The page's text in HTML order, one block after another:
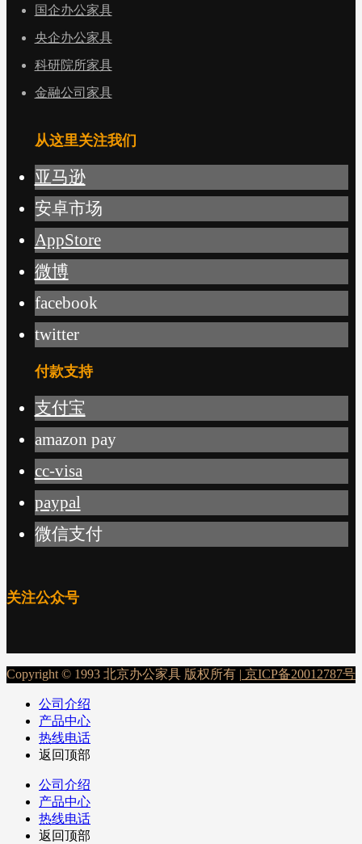
国企办公家具
央企办公家具
科研院所家具
金融公司家具
从这里关注我们
亚马逊
安卓市场
AppStore
微博
facebook
twitter
付款支持
支付宝
amazon pay
cc-visa
paypal
微信支付
关注公众号
Copyright © 1993 北京办公家具 版权所有 | 京ICP备20012787号
公司介绍
产品中心
热线电话
返回顶部
公司介绍
产品中心
热线电话
返回顶部